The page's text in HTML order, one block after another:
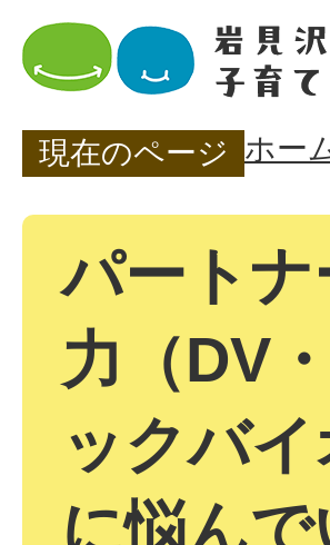
現在のページ ホー
パート
力（DV
ックバ
に悩ん